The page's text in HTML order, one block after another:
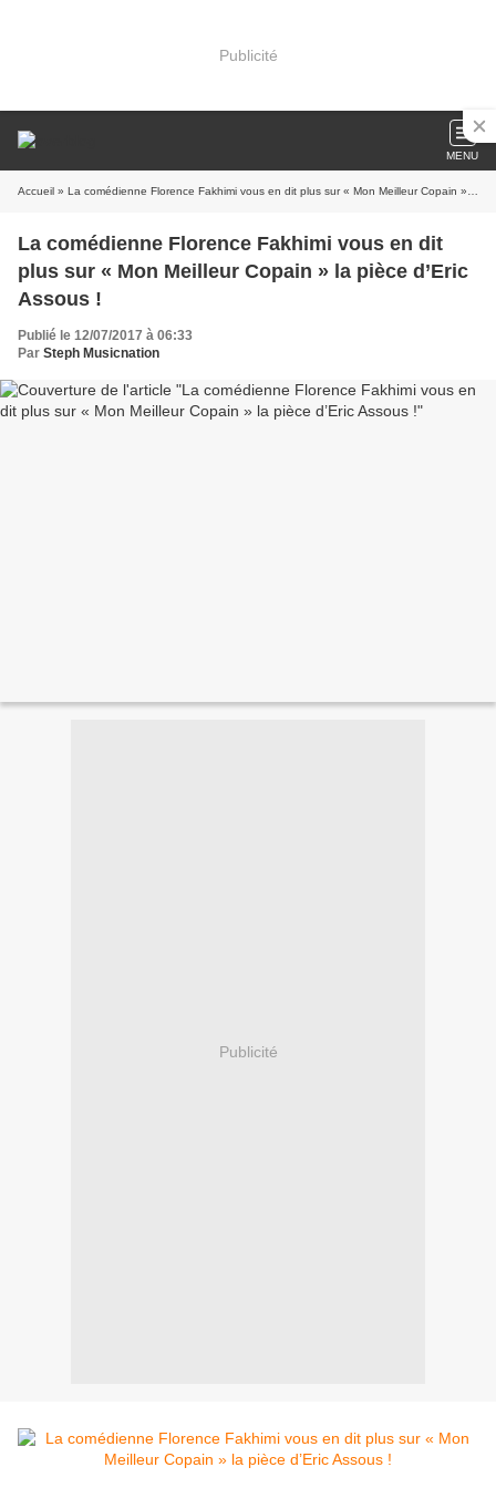
Publicité
MENU
Accueil » La comédienne Florence Fakhimi vous en dit plus sur « Mon Meilleur Copain » la pièce d’Eric Assous !
La comédienne Florence Fakhimi vous en dit
plus sur « Mon Meilleur Copain » la pièce d’Eric
Assous !
Publié le 12/07/2017 à 06:33
Par Steph Musicnation
Publicité